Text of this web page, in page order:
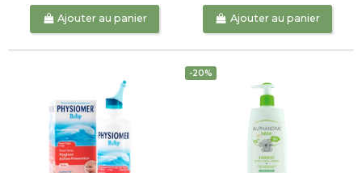
Ajouter au panier Ajouter au panier
-20%